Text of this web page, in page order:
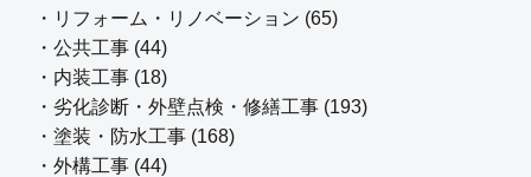
・リフォーム・リノベーション (65)
・公共工事 (44)
・内装工事 (18)
・劣化診断・外壁点検・修繕工事 (193)
・塗装・防水工事 (168)
・外構工事 (44)